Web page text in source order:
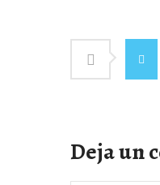
Deja un